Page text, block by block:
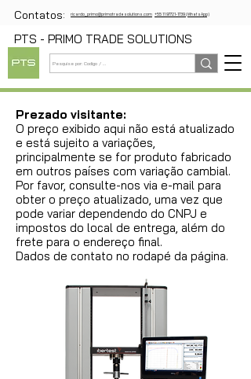
Contatos: ricardo_primo@primotradesolutions.com +55 11 97721-1739 (WhatsApp)
PTS - PRIMO TRADE SOLUTIONS
Prezado visitante:
O preço exibido aqui não está atualizado
e está sujeito a variações,
principalmente se for produto fabricado
em outros países com variação cambial.
Por favor, consulte-nos via e-mail para
obter o preço atualizado, uma vez que
pode variar dependendo do CNPJ e
impostos do local de entrega, além do
frete para o endereço final.
Dados de contato no rodapé da página.